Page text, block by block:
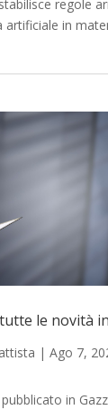
regole
artificiale in
le novità
| Ago 7,
in